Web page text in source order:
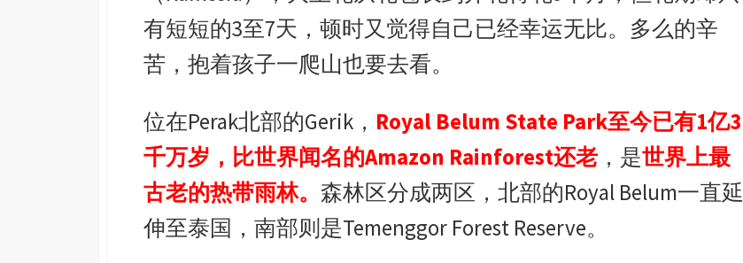
有短短的3至7天，顿时又觉得自己已经幸运无比。多么的辛
苦，抱着孩子一爬山也要去看。
位在Perak北部的Gerik ， Royal Belum State Park至今已有1亿3
千万岁，比世界闻名的Amazon Rainforest还老 ，是世界上最
古老的热带雨林。 森林区分成两区，北部的Royal Belum一直延
伸至泰国，南部则是Temenggor Forest Reserve。